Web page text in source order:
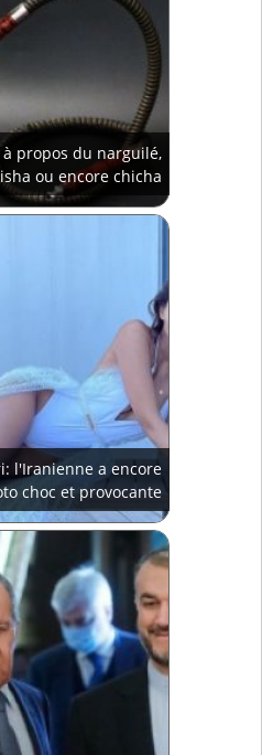
propos du narguilé,
ou encore chicha
l'Iranienne a encore
choc et provocante